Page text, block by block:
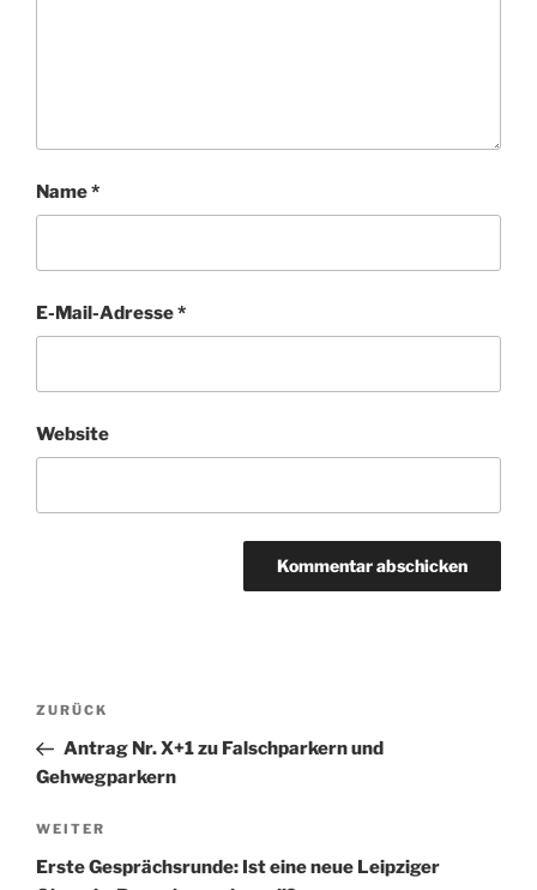
Name*
E-Mail-Adresse*
Website
Beitragsnavigation
Vorheriger
Beitrag
ZURÜCK
Antrag Nr. X+1 zu Falschparkern und
Gehwegparkern
Nächster
Beitrag
WEITER
Erste Gesprächsrunde: Ist eine neue Leipziger